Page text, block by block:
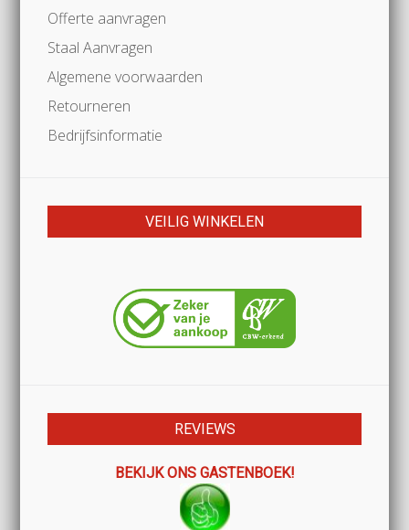
Offerte aanvragen
Staal Aanvragen
Algemene voorwaarden
Retourneren
Bedrijfsinformatie
VEILIG WINKELEN
REVIEWS
BEKIJK ONS GASTENBOEK!